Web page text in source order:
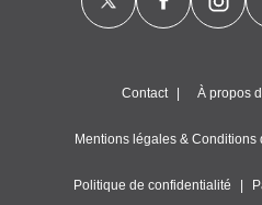
Contact À propos
Mentions légales & Conditions
Politique de confidentialité